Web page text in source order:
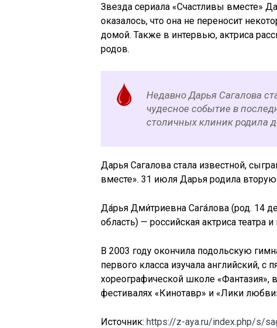
Звезда сериала «Счастливы вместе»
оказалось, что она не переносит
домой. Также в интервью, актриса
родов.
Недавно Дарья Сагалова
чудесное событие в
столичных клиник родила
Дарья Сагалова стала известной,
вместе». 31 июля Дарья родила
Да́рья Дми́триевна Сага́лова (род. 14
область) — российская актриса театра
В 2003 году окончила подольскую
первого класса изучала английский,
хореографической школе «Фантазия»,
фестивалях «Кинотавр» и «Лики
Источник: https://z-aya.ru/index.php/s/